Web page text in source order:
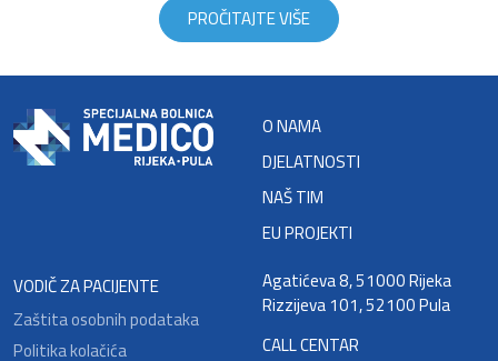
PROČITAJTE VIŠE
O NAMA
DJELATNOSTI
NAŠ TIM
EU PROJEKTI
VODIČ ZA PACIJENTE
Zaštita osobnih podataka
Politika kolačića
Agatićeva 8, 51000 Rijeka
Rizzijeva 101, 52100 Pula
CALL CENTAR